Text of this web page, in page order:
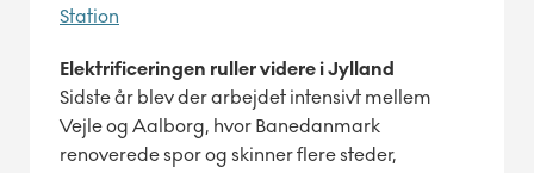
Station
Elektrificeringen ruller videre i Jylland
Sidste år blev der arbejdet intensivt mellem
Vejle og Aalborg, hvor Banedanmark
renoverede spor og skinner flere steder,